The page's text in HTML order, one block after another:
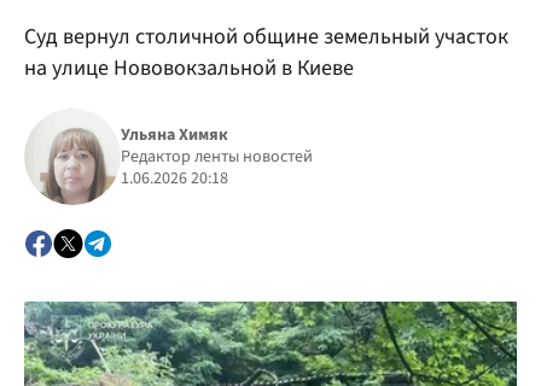
Политика
Суд вернул столичной общине земельный участок
на улице Нововокзальной в Киеве
Ульяна Химяк
Редактор ленты новостей
1.06.2026 20:18